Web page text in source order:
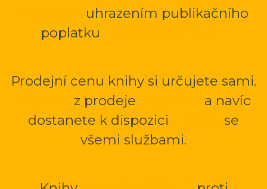
uhrazením publikačního
poplatku
Prodejní cenu knihy si určujete sami.
z prodeje
a navíc
dostanete k dispozici
se
všemi službami.